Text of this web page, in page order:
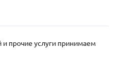
и прочие услуги принимаем